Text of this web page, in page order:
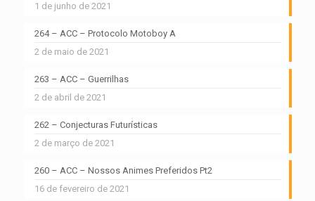
1 de junho de 2021
264 – ACC – Protocolo Motoboy A
2 de maio de 2021
263 – ACC – Guerrilhas
2 de abril de 2021
262 – Conjecturas Futurísticas
2 de março de 2021
260 – ACC – Nossos Animes Preferidos Pt2
16 de fevereiro de 2021